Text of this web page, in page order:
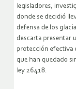
legisladores,
donde se decidió
defensa de los
descarta presentar
protección efectiva
que han quedado
ley 26418.